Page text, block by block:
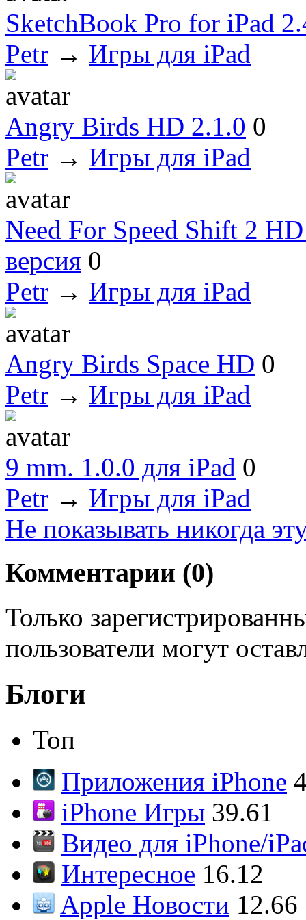
SketchBook Pro for iPad
Petr → Игры для iPad
Angry Birds HD 2.1.0 0
Petr → Игры для iPad
Need For Speed Shift 2
версия 0
Petr → Игры для iPad
Angry Birds Space HD 0
Petr → Игры для iPad
9 mm. 1.0.0 для iPad 0
Petr → Игры для iPad
Не показывать никогда
Комментарии (0)
Только
пользователи могут
Блоги
Топ
Приложения iPhone
iPhone Игры 39.61
Видео для iPhone/
Интересное 16.12
Apple Новости 12.66